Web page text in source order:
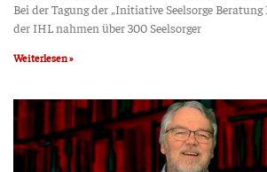
Bei der Tagung der „Initia­ti­ve Seel­sor­ge
der IHL nah­men über 300 Seelsorger
Weiterlesen »